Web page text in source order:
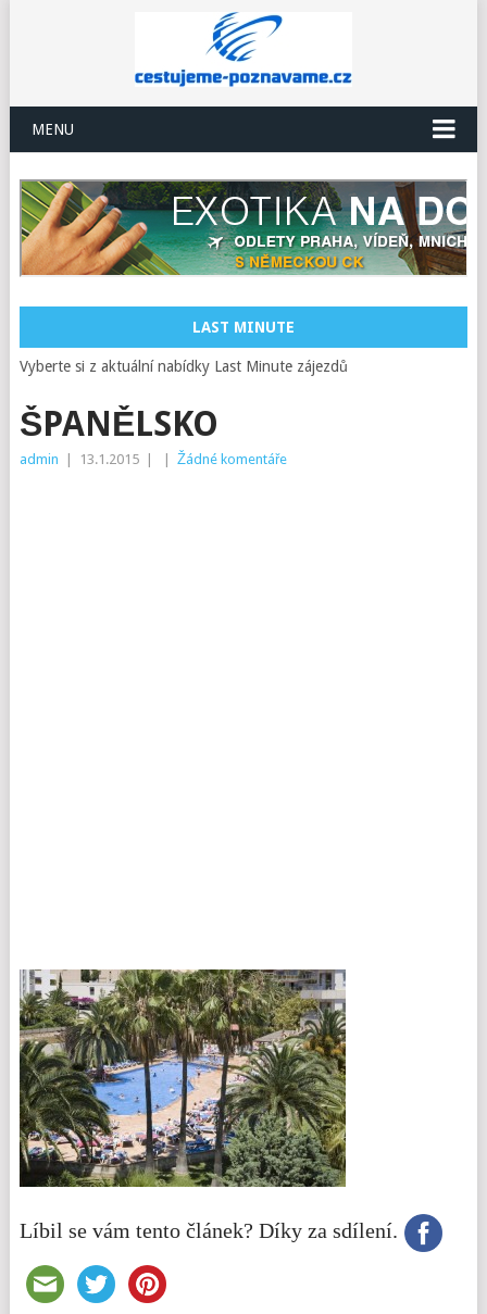
MENU
LAST MINUTE
Vyberte si z aktuální nabídky Last Minute zájezdů
ŠPANĚLSKO
admin 13.1.2015 Žádné komentáře
Líbil se vám tento článek? Díky za sdílení.